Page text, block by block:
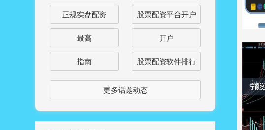
正规实盘配资 股票配资平台开户
最高 开户
指南 股票配资软件排行
更多话题动态